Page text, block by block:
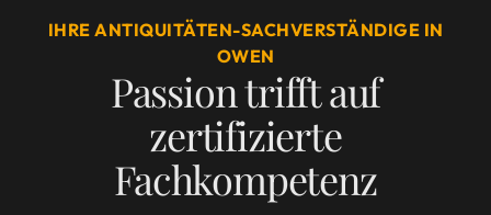
IHRE ANTIQUITÄTEN-SACHVERSTÄNDIGE IN
OWEN
Passion trifft auf
zertifizierte
Fachkompetenz